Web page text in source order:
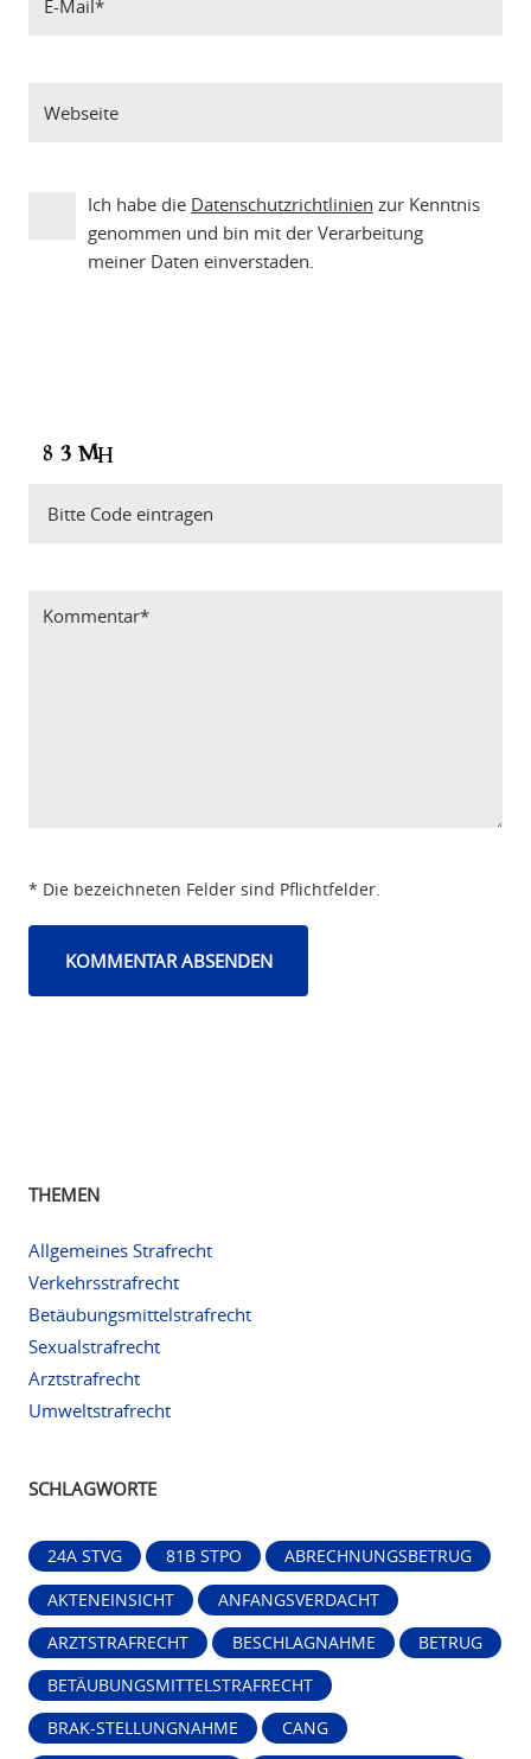
Ich habe die Datenschutzrichtlinien zur Kenntnis
genommen und bin mit der Verarbeitung
meiner Daten einverstaden.
* Die bezeichneten Felder sind Pflichtfelder.
THEMEN
Allgemeines Strafrecht
Verkehrsstrafrecht
Betäubungsmittelstrafrecht
Sexualstrafrecht
Arztstrafrecht
Umweltstrafrecht
SCHLAGWORTE
24A STVG 81B STPO ABRECHNUNGSBETRUG
AKTENEINSICHT ANFANGSVERDACHT
ARZTSTRAFRECHT BESCHLAGNAHME BETRUG
BETÄUBUNGSMITTELSTRAFRECHT
BRAK-STELLUNGNAHME CANG